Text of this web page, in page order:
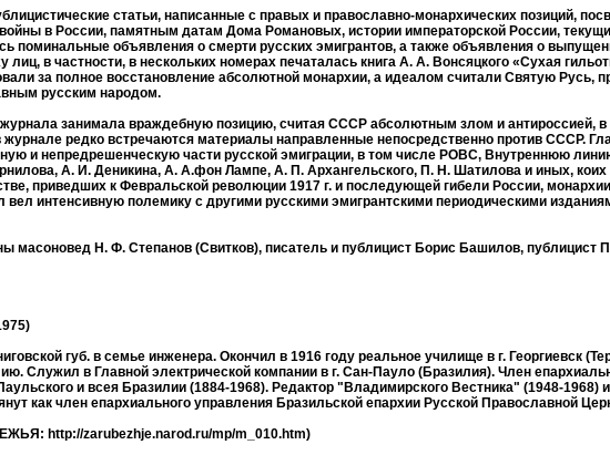
статьи, написанные с правых и православно-монархических позиций,
в России, памятным датам Дома Романовых, истории императорской России,
поминальные объявления о смерти русских эмигрантов, а также объявления о
лиц, в частности, в нескольких номерах печаталась книга А. А. Вонсяцкого «Сухая
за полное восстановление абсолютной монархии, а идеалом считали Святую Русь,
русским народом.
занимала враждебную позицию, считая СССР абсолютным злом и антироссией,
редко встречаются материалы направленные непосредственно против СССР.
и непредрешенческую части русской эмиграции, в том числе РОВС, Внутреннюю
А. И. Деникина, А. А.фон Лампе, А. П. Архангельского, П. Н. Шатилова и иных,
приведших к Февральской революции 1917 г. и последующей гибели России,
интенсивную полемику с другими русскими эмигрантскими периодическими
масоновед Н. Ф. Степанов (Свитков), писатель и публицист Борис Башилов,
губ. в семье инженера. Окончил в 1916 году реальное училище в г. Георгиевск
Служил в Главной электрической компании в г. Сан-Пауло (Бразилия). Член
и всея Бразилии (1884-1968). Редактор "Владимирского Вестника" (1948-1968)
как член епархиального управления Бразильской епархии Русской Православной
http://zarubezhje.narod.ru/mp/m_010.htm)